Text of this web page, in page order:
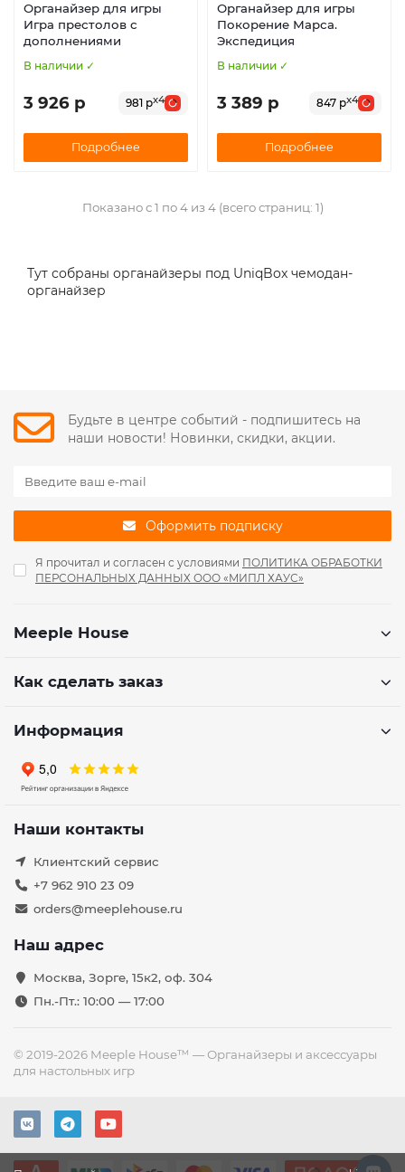
Органайзер для игры
Игра престолов с
дополнениями
В наличии ✓
3 926 р 981 рx4
Подробнее
Органайзер для игры
Покорение Марса.
Экспедиция
В наличии ✓
3 389 р 847 рx4
Подробнее
Показано с 1 по 4 из 4 (всего страниц: 1)
Тут собраны органайзеры под UniqBox чемодан-
органайзер
Будьте в центре событий - подпишитесь на
наши новости! Новинки, скидки, акции.
Оформить подписку
Я прочитал и согласен с условиями ПОЛИТИКА ОБРАБОТКИ
ПЕРСОНАЛЬНЫХ ДАННЫХ ООО «МИПЛ ХАУС»
Meeple House
Как сделать заказ
Информация
Наши контакты
Клиентский сервис
+7 962 910 23 09
orders@meeplehouse.ru
Наш адрес
Москва, Зорге, 15к2, оф. 304
Пн.-Пт.: 10:00 — 17:00
© 2019-2026 Meeple House™ — Органайзеры и аксессуары
для настольных игр